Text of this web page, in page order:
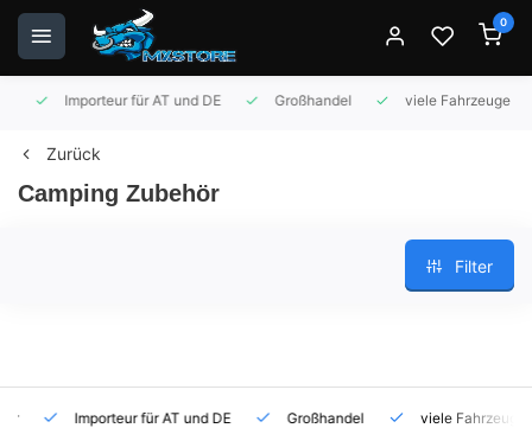
0
Importeur für AT und DE Großhandel viele Fahrzeuge auf
Zurück
Camping Zubehör
Filter
Importeur für AT und DE Großhandel viele Fahrzeuge auf